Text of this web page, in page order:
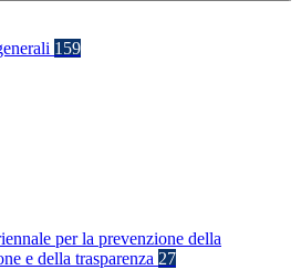
159
per la prevenzione della
e della trasparenza 27